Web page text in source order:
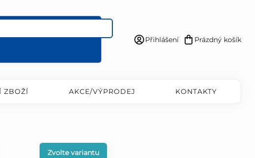
Přihlášení
Nákupní
Prázdný košík
ZBOŽÍ AKCE/VÝPRODEJ KONTAKTY
Zvolte variantu